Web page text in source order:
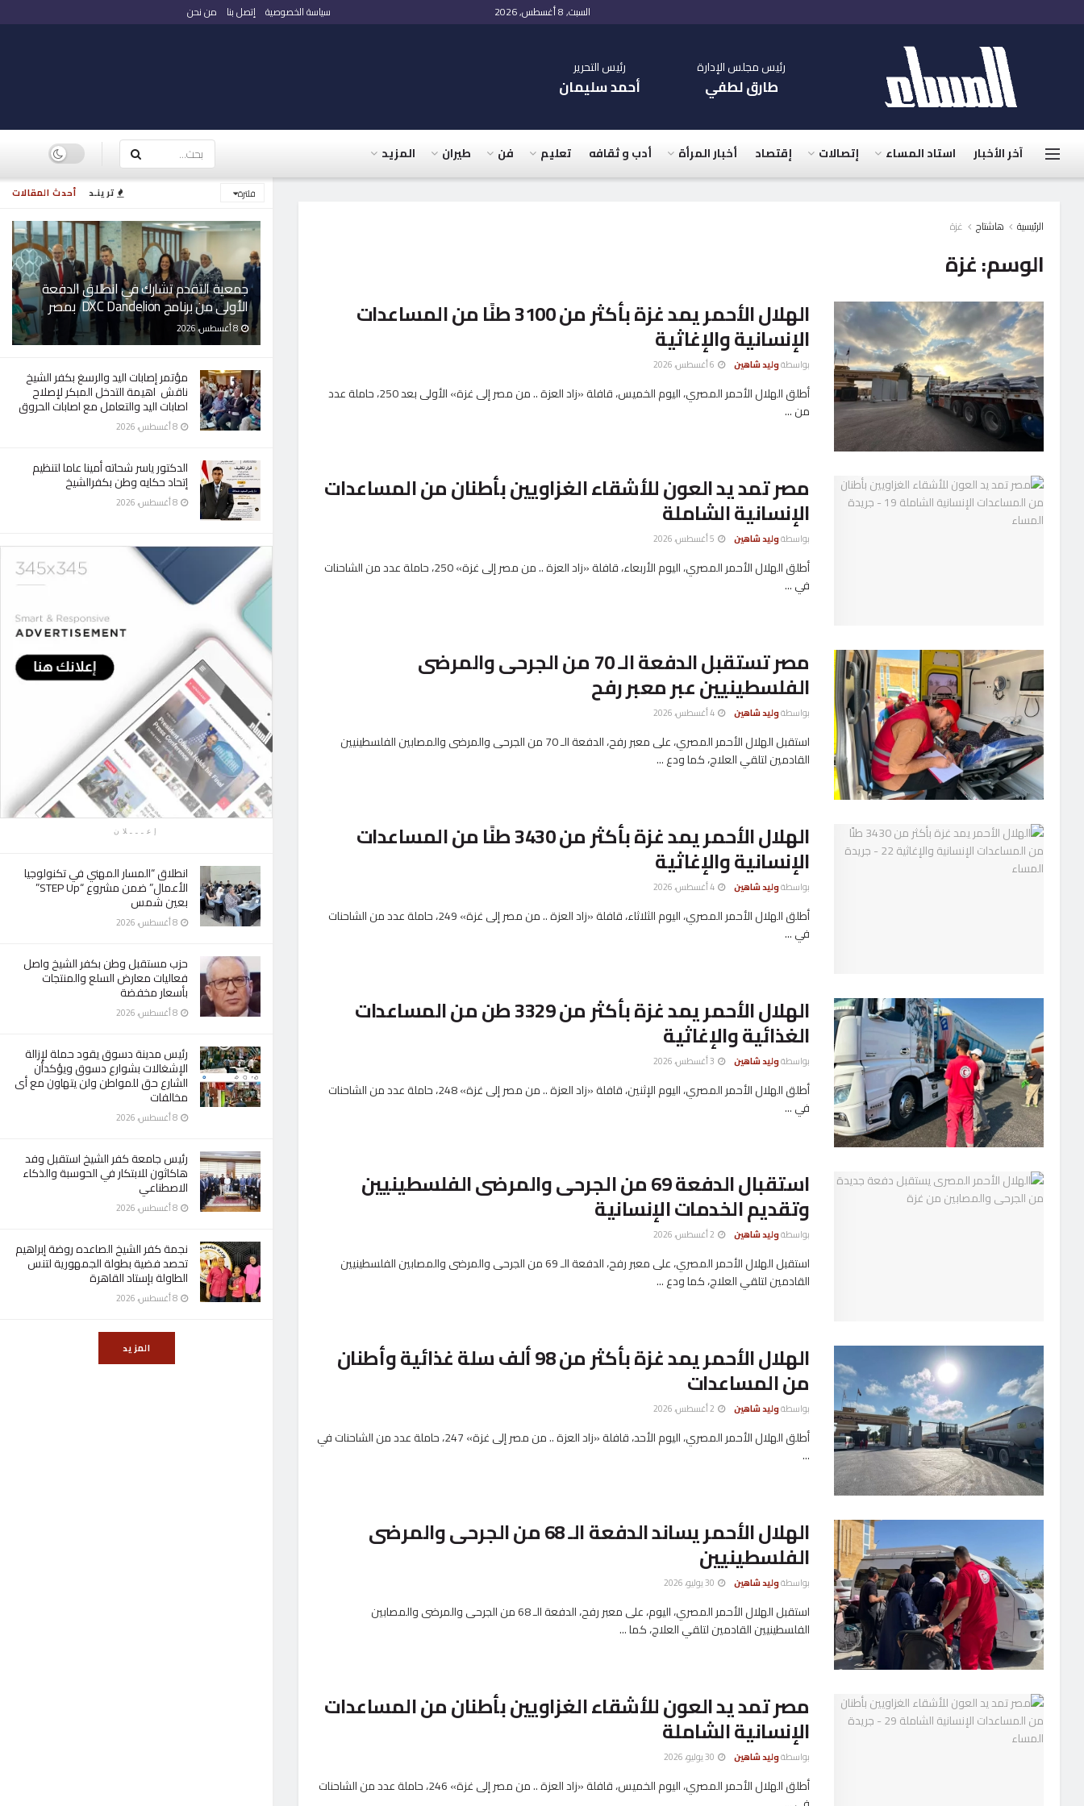
أحدث المقالات ترينـد فلترة
جمعية التقدم تشارك في انطلاق الدفعة
الأولى من برنامج DXC Dandelion بمصر
8 أغسطس، 2026
مؤتمر إصابات اليد والرسغ بكفر الشيخ
ناقش اهيمة التدخل المبكر لإصلاح
اصابات اليد والتعامل مع اصابات الحروق
الدكتور ياسر شحاته أمينا عاما لتنظيم
إتحاد حكايه وطن بكفرالشيخ
إعـــلان
انطلاق “المسار المهني في تكنولوجيا
الأعمال” ضمن مشروع “STEP Up”
بعين شمس
حزب مستقبل وطن بكفر الشيخ واصل
فعاليات معارض السلع والمنتجات
بأسعار مخفضة
رئيس مدينة دسوق يقود حملة لإزالة
الإشغالات بشوارع دسوق ويؤكدأن
الشارع حق للمواطن ولن يتهاون مع أى
مخالفات
رئيس جامعة كفر الشيخ استقبل وفد
هاكاثون للابتكار في الحوسبة والذكاء
الاصطناعي
نجمة كفر الشيخ الصاعده روضة إبراهيم
تحصد فضية بطولة الجمهورية لتنس
الطاولة بإستاد القاهرة
المزيد
السبت, 8 أغسطس, 2026 سياسة الخصوصية إتصل بنا من نحن
رئيس مجلس الإدارة
طارق لطفي
رئيس التحرير
أحمد سليمان
آخر الأخبار استاد المساء إتصالات إقتصاد أخبار المرأة أدب و ثقافه تعليم فن طيران المزيد
الرئيسية هاشتاج غزة
الوسم:غزة
الهلال الأحمر يمد غزة بأكثر من 3100 طنًا من المساعدات
الإنسانية والإغاثية
بواسطةوليد شاهين
أطلق الهلال الأحمر المصري، اليوم الخميس، قافلة «زاد العزة .. من مصر إلى غزة» الأولى بعد 250، حاملة عدد
من ...
مصر تمد يد العون للأشقاء الغزاويين بأطنان من المساعدات
الإنسانية الشاملة
بواسطةوليد شاهين
أطلق الهلال الأحمر المصري، اليوم الأربعاء، قافلة «زاد العزة .. من مصر إلى غزة» 250، حاملة عدد من الشاحنات
في ...
مصر تستقبل الدفعة الـ 70 من الجرحى والمرضى
الفلسطينيين عبر معبر رفح
بواسطةوليد شاهين
استقبل الهلال الأحمر المصري، على معبر رفح، الدفعة الـ 70 من الجرحى والمرضى والمصابين الفلسطينيين
القادمين لتلقي العلاج، كما ودع ...
الهلال الأحمر يمد غزة بأكثر من 3430 طنًا من المساعدات
الإنسانية والإغاثية
بواسطةوليد شاهين
أطلق الهلال الأحمر المصري، اليوم الثلاثاء، قافلة «زاد العزة .. من مصر إلى غزة» 249، حاملة عدد من الشاحنات
في ...
الهلال الأحمر يمد غزة بأكثر من 3329 طن من المساعدات
الغذائية والإغاثية
بواسطةوليد شاهين
أطلق الهلال الأحمر المصري، اليوم الإثنين، قافلة «زاد العزة .. من مصر إلى غزة» 248، حاملة عدد من الشاحنات
في ...
استقبال الدفعة 69 من الجرحى والمرضى الفلسطينيين
وتقديم الخدمات الإنسانية
بواسطةوليد شاهين
استقبل الهلال الأحمر المصري، على معبر رفح، الدفعة الـ 69 من الجرحى والمرضى والمصابين الفلسطينيين
القادمين لتلقي العلاج، كما ودع ...
الهلال الأحمر يمد غزة بأكثر من 98 ألف سلة غذائية وأطنان
من المساعدات
بواسطةوليد شاهين
أطلق الهلال الأحمر المصري، اليوم الأحد، قافلة «زاد العزة .. من مصر إلى غزة» 247، حاملة عدد من الشاحنات في
...
الهلال الأحمر يساند الدفعة الـ 68 من الجرحى والمرضى
الفلسطينيين
بواسطةوليد شاهين
استقبل الهلال الأحمر المصري، اليوم، على معبر رفح، الدفعة الـ 68 من الجرحى والمرضى والمصابين
الفلسطينيين القادمين لتلقي العلاج، كما ...
مصر تمد يد العون للأشقاء الغزاويين بأطنان من المساعدات
الإنسانية الشاملة
بواسطةوليد شاهين
أطلق الهلال الأحمر المصري، اليوم الخميس، قافلة «زاد العزة .. من مصر إلى غزة» 246، حاملة عدد من الشاحنات